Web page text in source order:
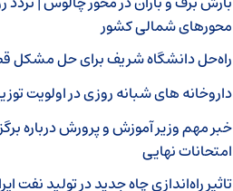
محورهای شمالی کشور
راه‌حل دانشگاه شریف برای حل مشکل
داروخانه های شبانه روزی در اولویت
خبر مهم وزیر آموزش و پرورش درباره
امتحانات نهایی
تاثیر راه‌اندازی چاه جدید در تولید نفت